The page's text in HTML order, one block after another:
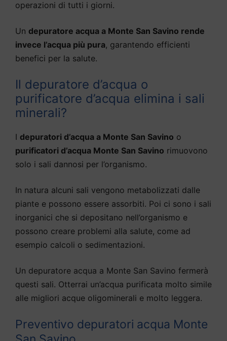
operazioni di tutti i giorni.
Un depuratore acqua a Monte San Savino rende
invece l’acqua più pura, garantendo efficienti
benefici per la salute.
Il depuratore d’acqua o
purificatore d’acqua elimina i sali
minerali?
I depuratori d’acqua a Monte San Savino o
purificatori d’acqua Monte San Savino rimuovono
solo i sali dannosi per l’organismo.
In natura alcuni sali vengono metabolizzati dalle
piante e possono essere assorbiti. Poi ci sono i sali
inorganici che si depositano nell’organismo e
possono creare problemi alla salute, come ad
esempio calcoli o sedimentazioni.
Un depuratore acqua a Monte San Savino fermerà
questi sali. Otterrai un’acqua purificata molto simile
alle migliori acque oligominerali e molto leggera.
Preventivo depuratori acqua Monte